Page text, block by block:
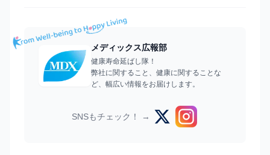
メディックス広報部
健康寿命延ばし隊！
弊社に関すること、健康に関することな
ど、幅広い情報をお届けします。
SNSもチェック！ →